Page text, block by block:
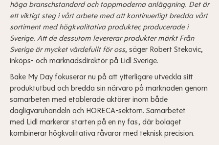
höga branschstandard och toppmoderna anläggning. Det är
ett viktigt steg i vårt arbete med att kontinuerligt bredda vårt
sortiment med högkvalitativa produkter, producerade i
Sverige. Att de dessutom levererar produkter märkt Från
Sverige är mycket värdefullt för oss, säger Robert Stekovic,
inköps- och marknadsdirektör på Lidl Sverige.
Bake My Day fokuserar nu på att ytterligare utveckla sitt
produktutbud och bredda sin närvaro på marknaden genom
samarbeten med etablerade aktörer inom både
dagligvaruhandeln och HORECA-sektorn. Samarbetet
med Lidl markerar starten på en ny fas, där bolaget
kombinerar högkvalitativa råvaror med teknisk precision.